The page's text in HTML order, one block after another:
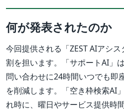
何が発表されたのか
今回提供される「ZEST AIアシ
割を担います。「サポートAI」
問い合わせに24時間いつでも即
を削減します。「空き枠検索AI
れ時に、曜日やサービス提供時